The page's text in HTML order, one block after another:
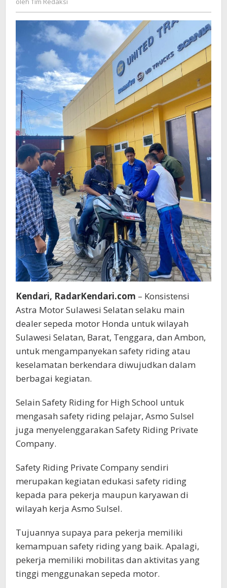
Kendari, RadarKendari.com – Konsistensi
Astra Motor Sulawesi Selatan selaku main
dealer sepeda motor Honda untuk wilayah
Sulawesi Selatan, Barat, Tenggara, dan Ambon,
untuk mengampanyekan safety riding atau
keselamatan berkendara diwujudkan dalam
berbagai kegiatan.
Selain Safety Riding for High School untuk
mengasah safety riding pelajar, Asmo Sulsel
juga menyelenggarakan Safety Riding Private
Company.
Safety Riding Private Company sendiri
merupakan kegiatan edukasi safety riding
kepada para pekerja maupun karyawan di
wilayah kerja Asmo Sulsel.
Tujuannya supaya para pekerja memiliki
kemampuan safety riding yang baik. Apalagi,
pekerja memiliki mobilitas dan aktivitas yang
tinggi menggunakan sepeda motor.